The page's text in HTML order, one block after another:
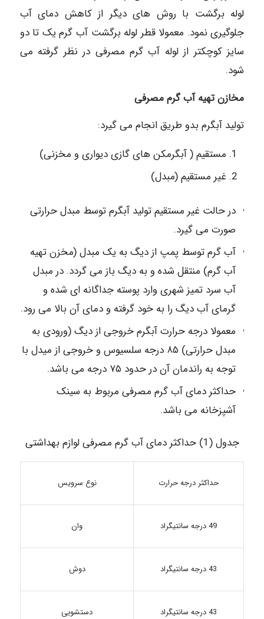
لوله برگشت با روش های دیگر از کاهش دمای آب
جلوگیری نمود. معمولا قطر لوله برگشت آب گرم یک تا دو
سایز کوچکتر از لوله آب گرم مصرفی در نظر گرفته می
شود.
مخازن تهیه آب گرم مصرفی
تولید آبگرم بدو طریق انجام می گیرد:
مستقیم ( آبگرمکن های گازی دیواری و مخزنی)
غیر مستقیم (مبدل)
در حالت غیر مستقیم تولید آبگرم توسط مبدل حرارتی
صورت می گیرد.
آب گرم توسط پمپ از دیگ به یک مبدل (مخزن تهیه
آب گرم) منتقل شده و به دیگ باز می گردد. در مبدل
آب سرد تمیز شهری وارد پوسته جداگانه ای شده و
گرمای آب دیگ را به خود گرفته و دمای آن بالا می رود.
معمولا درجه حرارت آبگرم خروجی از دیگ (ورودی به
مبدل حرارتی) ۸۵ درجه سلسیوس و خروجی از میدل با
توجه به راندمان آن در حدود ۷۵ درجه می باشد.
حداکثر دمای آب گرم مصرفی مربوط به سینک
آشپزخانه می باشد.
جدول (1) حداکثر دمای آب گرم مصرفی لوازم بهداشتی
حداکثر درجه حرارت نوع سرویس
49 درجه سانتیگراد وان
43 درجه سانتیگراد دوش
43 درجه سانتیگراد دستشویی